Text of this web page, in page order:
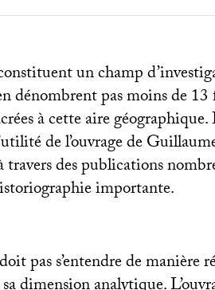
un champ
dénombrent pas moins de
à cette aire géographique.
de l’ouvrage de
des publications
importante.
pas s’entendre de manière